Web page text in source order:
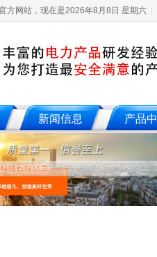
方网站，现在是2026年8月8日 星期六
新闻信息 产品